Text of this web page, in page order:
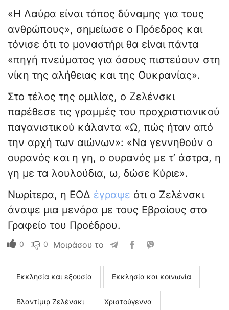
«Η Λαύρα είναι τόπος δύναμης για τους
ανθρώπους», σημείωσε ο Πρόεδρος και
τόνισε ότι το μοναστήρι θα είναι πάντα
«πηγή πνεύματος για όσους πιστεύουν στη
νίκη της αλήθειας και της Ουκρανίας».
Στο τέλος της ομιλίας, ο Ζελένσκι
παρέθεσε τις γραμμές του προχριστιανικού
παγανιστικού κάλαντα «Ω, πώς ήταν από
την αρχή των αιώνων»: «Να γεννηθούν ο
ουρανός και η γη, ο ουρανός με τ’ άστρα, η
γη με τα λουλούδια, ω, δώσε Κύριε».
Νωρίτερα, η ΕΟΔ έγραψε ότι ο Ζελένσκι
άναψε μια μενόρα με τους Εβραίους στο
Γραφείο του Προέδρου.
0 0 Μοιράσου το
Εκκλησία και εξουσία Εκκλησία και κοινωνία
Βλαντίμιρ Ζελένσκι Χριστούγεννα